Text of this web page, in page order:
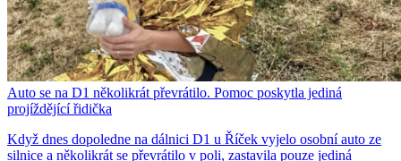
Auto se na D1 několikrát převrátilo. Pomoc poskytla jediná
projíždějící řidička
Když dnes dopoledne na dálnici D1 u Říček vyjelo osobní auto ze
silnice a několikrát se převrátilo v poli, zastavila pouze jediná